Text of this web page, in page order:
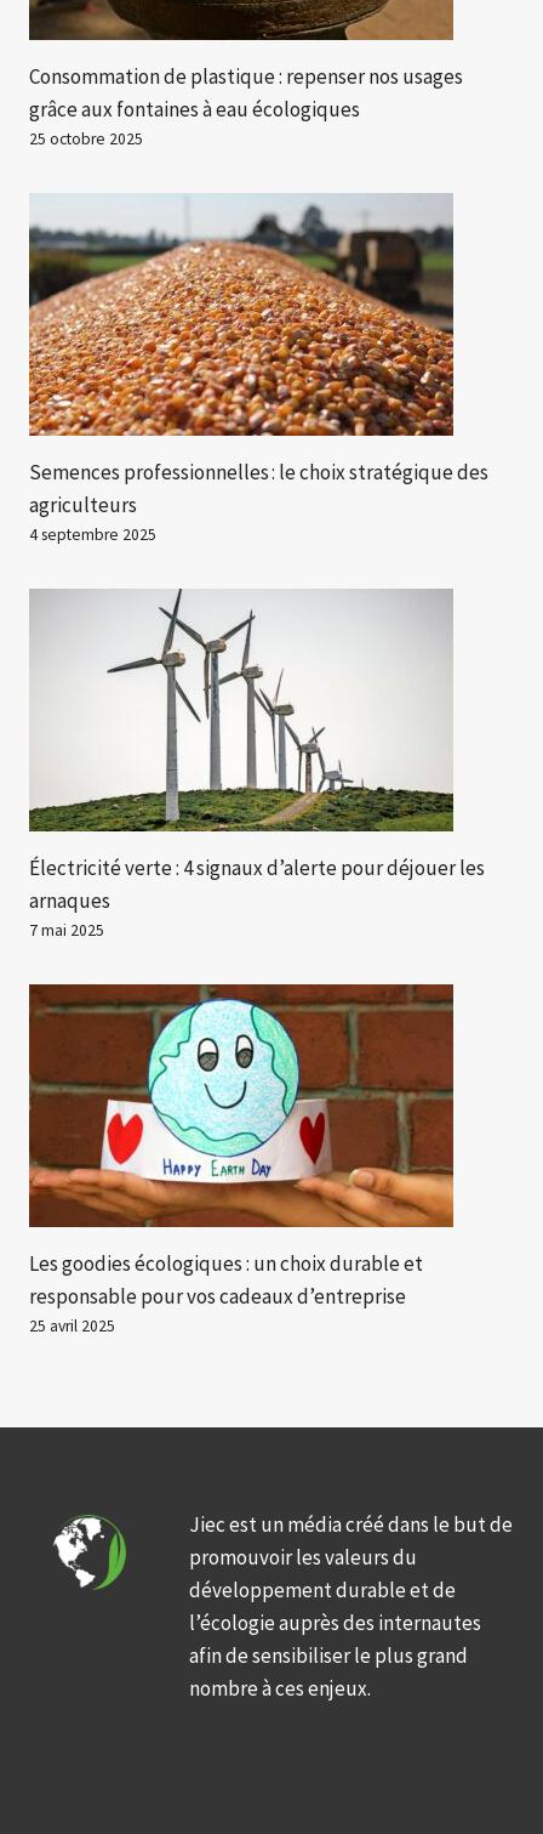
Consommation de plastique : repenser nos usages
grâce aux fontaines à eau écologiques
25 octobre 2025
Semences professionnelles : le choix stratégique des
agriculteurs
4 septembre 2025
Électricité verte : 4 signaux d’alerte pour déjouer les
arnaques
7 mai 2025
Les goodies écologiques : un choix durable et
responsable pour vos cadeaux d’entreprise
25 avril 2025
Jiec est un média créé dans le but de
promouvoir les valeurs du
développement durable et de
l’écologie auprès des internautes
afin de sensibiliser le plus grand
nombre à ces enjeux.